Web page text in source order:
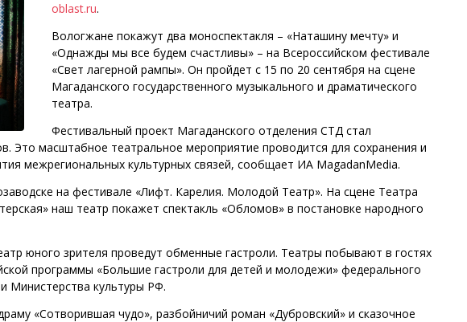
oblast.ru.
Вологжане покажут два моноспектакля – «Наташину мечту» и
«Однажды мы все будем счастливы» – на Всероссийском фестивале
«Свет лагерной рампы». Он пройдет с 15 по 20 сентября на сцене
Магаданского государственного музыкального и драматического
театра.
Фестивальный проект Магаданского отделения СТД стал
Это масштабное театральное мероприятие проводится для сохранения и
межрегиональных культурных связей, сообщает ИА MagadanMedia.
на фестивале «Лифт. Карелия. Молодой Театр». На сцене Театра
наш театр покажет спектакль «Обломов» в постановке народного
юного зрителя проведут обменные гастроли. Театры побывают в гостях
программы «Большие гастроли для детей и молодежи» федерального
Министерства культуры РФ.
«Сотворившая чудо», разбойничий роман «Дубровский» и сказочное